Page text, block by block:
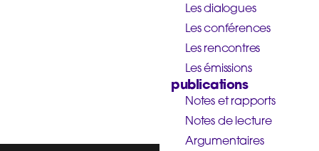
Les dialogues
Les conférences
Les rencontres
Les émissions
publications
Notes et rapports
Notes de lecture
Argumentaires